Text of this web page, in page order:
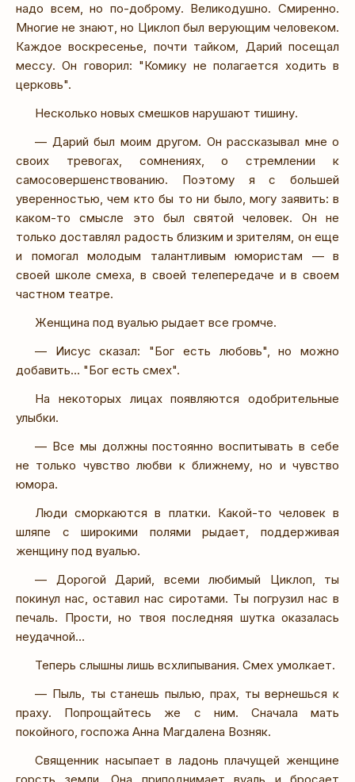
надо всем, но по-доброму. Великодушно. Смиренно.
Многие не знают, но Циклоп был верующим человеком.
Каждое воскресенье, почти тайком, Дарий посещал
мессу. Он говорил: "Комику не полагается ходить в
церковь".
Несколько новых смешков нарушают тишину.
— Дарий был моим другом. Он рассказывал мне о
своих тревогах, сомнениях, о стремлении к
самосовершенствованию. Поэтому я с большей
уверенностью, чем кто бы то ни было, могу заявить: в
каком-то смысле это был святой человек. Он не
только доставлял радость близким и зрителям, он еще
и помогал молодым талантливым юмористам — в
своей школе смеха, в своей телепередаче и в своем
частном театре.
Женщина под вуалью рыдает все громче.
— Иисус сказал: "Бог есть любовь", но можно
добавить… "Бог есть смех".
На некоторых лицах появляются одобрительные
улыбки.
— Все мы должны постоянно воспитывать в себе
не только чувство любви к ближнему, но и чувство
юмора.
Люди сморкаются в платки. Какой-то человек в
шляпе с широкими полями рыдает, поддерживая
женщину под вуалью.
— Дорогой Дарий, всеми любимый Циклоп, ты
покинул нас, оставил нас сиротами. Ты погрузил нас в
печаль. Прости, но твоя последняя шутка оказалась
неудачной…
Теперь слышны лишь всхлипывания. Смех умолкает.
— Пыль, ты станешь пылью, прах, ты вернешься к
праху. Попрощайтесь же с ним. Сначала мать
покойного, госпожа Анна Магдалена Возняк.
Священник насыпает в ладонь плачущей женщине